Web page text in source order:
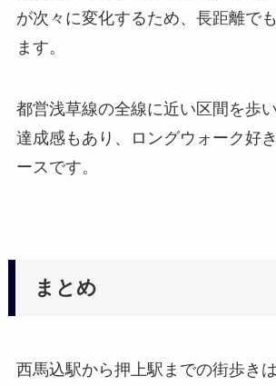
が次々に変化するため、長距離で
ます。
都営浅草線の全線に近い区間を歩
達成感もあり、ロングウォーク好
ースです。
まとめ
西馬込駅から押上駅までの街歩きは